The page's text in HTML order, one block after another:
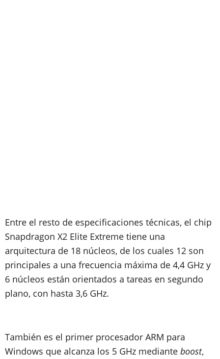
Entre el resto de especificaciones técnicas, el chip
Snapdragon X2 Elite Extreme tiene una
arquitectura de 18 núcleos, de los cuales 12 son
principales a una frecuencia máxima de 4,4 GHz y
6 núcleos están orientados a tareas en segundo
plano, con hasta 3,6 GHz.
También es el primer procesador ARM para
Windows que alcanza los 5 GHz mediante boost,